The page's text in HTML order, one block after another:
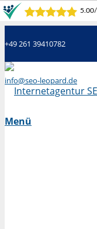
+49 261 39410782
info@seo-leopard.de
Menü